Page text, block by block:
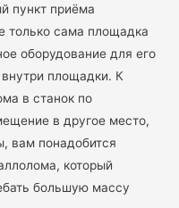
пункт приёма
только сама площадка
оборудование для его
площадки. К
в станок по
в другое место,
вам понадобится
который
большую массу